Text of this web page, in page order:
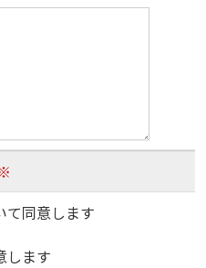
て同意します
します